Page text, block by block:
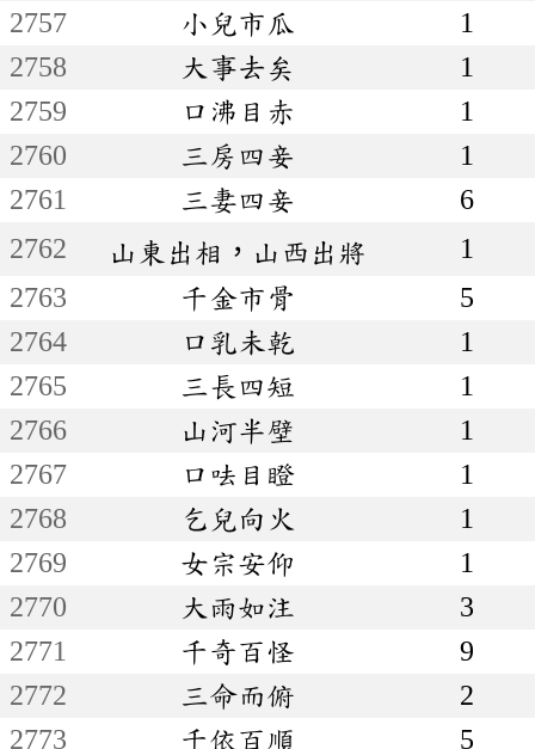
2757
小兒市瓜
1
2758
大事去矣
1
2759
口沸目赤
1
2760
三房四妾
1
2761
三妻四妾
6
2762
山東出相，山西出將
1
2763
千金市骨
5
2764
口乳未乾
1
2765
三長四短
1
2766
山河半壁
1
2767
口呿目瞪
1
2768
乞兒向火
1
2769
女宗安仰
1
2770
大雨如注
3
2771
千奇百怪
9
2772
三命而俯
2
2773
千依百順
5